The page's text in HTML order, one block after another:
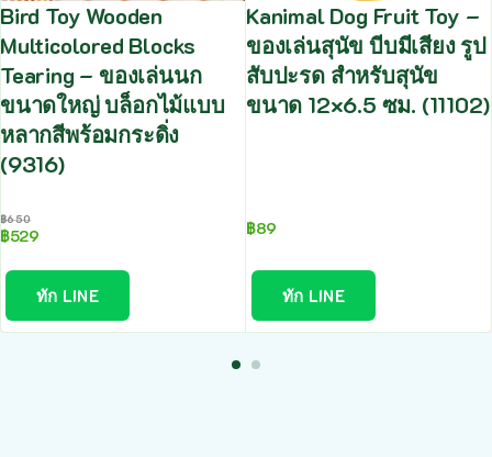
Bird Toy Wooden
Multicolored Blocks
Tearing – ของเล่นนก
ขนาดใหญ่ บล็อกไม้แบบ
หลากสีพร้อมกระดิ่ง
(9316)
฿650
฿529
ทัก LINE
Kanimal Dog Fruit Toy –
ของเล่นสุนัข บีบมีเสียง รูป
สับปะรด สำหรับสุนัข
ขนาด 12×6.5 ซม. (11102)
฿89
ทัก LINE